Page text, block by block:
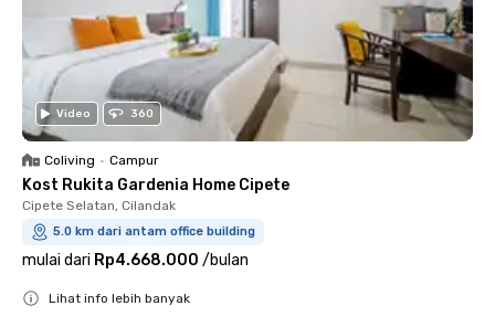
Video 360
Coliving • Campur
Kost Rukita Gardenia Home Cipete
Cipete Selatan, Cilandak
5.0 km dari antam office building
mulai dari Rp4.668.000 /bulan
Lihat info lebih banyak